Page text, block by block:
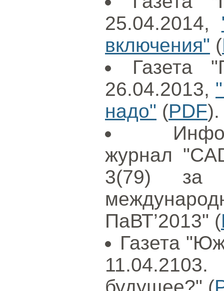
25.04.2014,
включения" (
Газета
26.04.2013,
надо" (PDF).
журнал
3(79) за
ПаВТ’2013" (
Газета